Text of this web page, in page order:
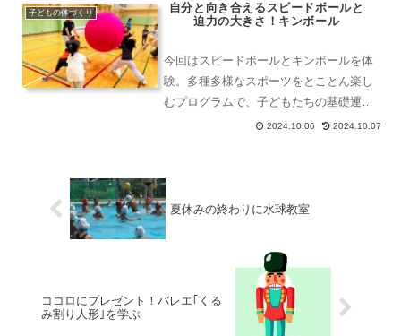
子どもの体づくり
自分と向き合えるスピードボールと
迫力の大きさ！キンボール
今回はスピードボールとキンボールを体
験。多種多様なスポーツをとことん楽し
むプログラムで、子どもたちの基礎運動
能力とコミュニケーション力を高め、年
2024.10.06 2024.10.07
夏休みの終わりに水球教室
ココロにプレゼント！バレエ｢くる
み割り人形｣を学ぶ